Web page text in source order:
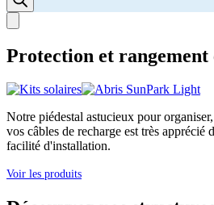
Protection et rangement
Notre piédestal astucieux pour
vos câbles de recharge est très apprécié
facilité d'installation.
Voir les produits